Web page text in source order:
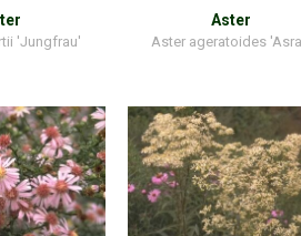
'Jungfrau'
Aster
Aster ageratoides